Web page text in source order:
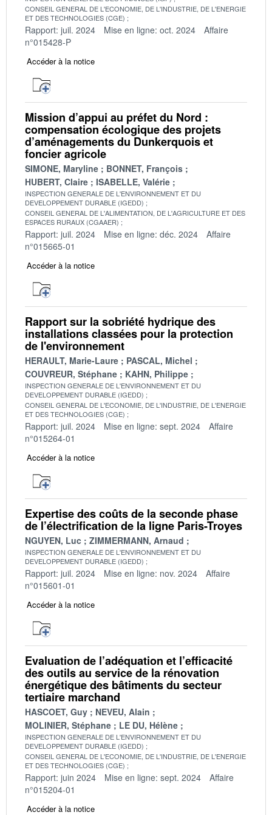
CONSEIL GENERAL DE L'ECONOMIE, DE L'INDUSTRIE, DE L'ENERGIE
ET DES TECHNOLOGIES (CGE)
Rapport: juil. 2024 Mise en ligne: oct. 2024
Affaire
n°015428-P
Accéder à la notice
Mission d’appui au préfet du Nord :
compensation écologique des projets
d’aménagements du Dunkerquois et
foncier agricole
SIMONE, Maryline
BONNET, François
HUBERT, Claire
ISABELLE, Valérie
INSPECTION GENERALE DE L'ENVIRONNEMENT ET DU
DEVELOPPEMENT DURABLE (IGEDD)
CONSEIL GENERAL DE L'ALIMENTATION, DE L'AGRICULTURE ET DES
ESPACES RURAUX (CGAAER)
Rapport: juil. 2024 Mise en ligne: déc. 2024
Affaire
n°015665-01
Accéder à la notice
Rapport sur la sobriété hydrique des
installations classées pour la protection
de l'environnement
HERAULT, Marie-Laure
PASCAL, Michel
COUVREUR, Stéphane
KAHN, Philippe
INSPECTION GENERALE DE L'ENVIRONNEMENT ET DU
DEVELOPPEMENT DURABLE (IGEDD)
CONSEIL GENERAL DE L'ECONOMIE, DE L'INDUSTRIE, DE L'ENERGIE
ET DES TECHNOLOGIES (CGE)
Rapport: juil. 2024 Mise en ligne: sept. 2024
Affaire
n°015264-01
Accéder à la notice
Expertise des coûts de la seconde phase
de l’électrification de la ligne Paris-Troyes
NGUYEN, Luc ZIMMERMANN, Arnaud
INSPECTION GENERALE DE L'ENVIRONNEMENT ET DU
DEVELOPPEMENT DURABLE (IGEDD)
Rapport: juil. 2024 Mise en ligne: nov. 2024
Affaire
n°015601-01
Accéder à la notice
Evaluation de l’adéquation et l’efficacité
des outils au service de la rénovation
énergétique des bâtiments du secteur
tertiaire marchand
HASCOET, Guy
NEVEU, Alain
MOLINIER, Stéphane
LE DU, Hélène
INSPECTION GENERALE DE L'ENVIRONNEMENT ET DU
DEVELOPPEMENT DURABLE (IGEDD)
CONSEIL GENERAL DE L'ECONOMIE, DE L'INDUSTRIE, DE L'ENERGIE
ET DES TECHNOLOGIES (CGE)
Rapport: juin 2024 Mise en ligne: sept. 2024
Affaire
n°015204-01
Accéder à la notice